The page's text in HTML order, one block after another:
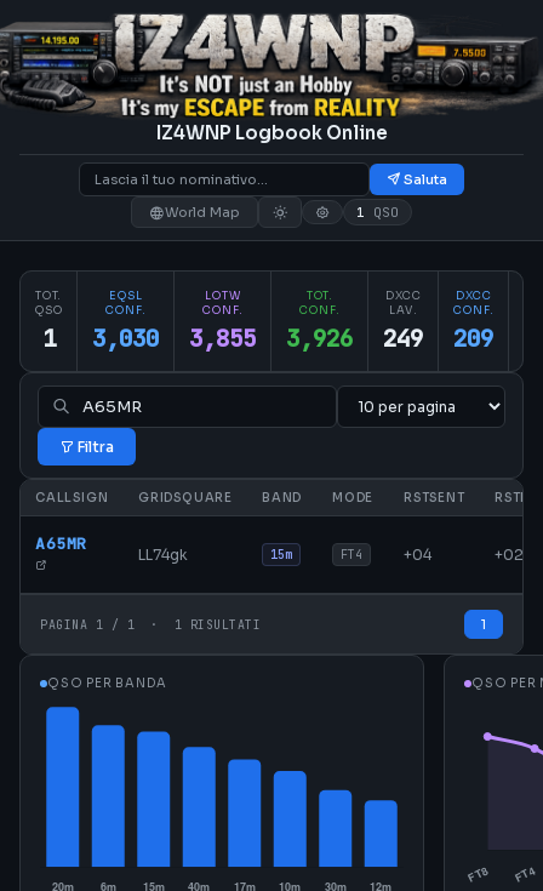
IZ4WNP Logbook Online
Saluta
World Map
1 QSO
TOT.
QSO
1
EQSL
CONF.
3,030
LOTW
CONF.
3,855
TOT.
CONF.
3,926
DXCC
LAV.
249
DXCC
CONF.
209
Filtra
CALLSIGN GRIDSQUARE BAND MODE RSTSENT
A65MR
LL74gk 15m FT4 +04 +02
PAGINA 1 / 1 · 1 RISULTATI 1
QSO PER BANDA QSO PER